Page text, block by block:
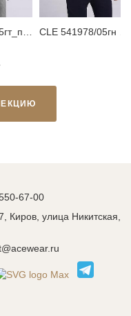
67-00
Киров, улица Никитская,